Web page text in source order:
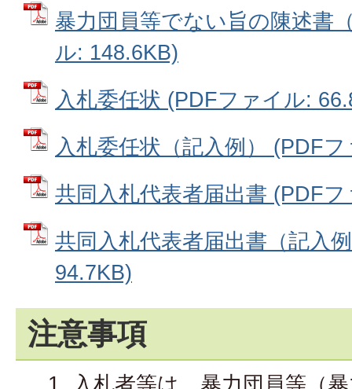
暴力団員等でない旨の陳述書
ル: 148.6KB)
入札委任状 (PDFファイル:
入札委任状（記入例） (PDF
共同入札代表者届出書 (PDF
共同入札代表者届出書（記入
94.7KB)
注意事項
入札者等は、暴力団員等（